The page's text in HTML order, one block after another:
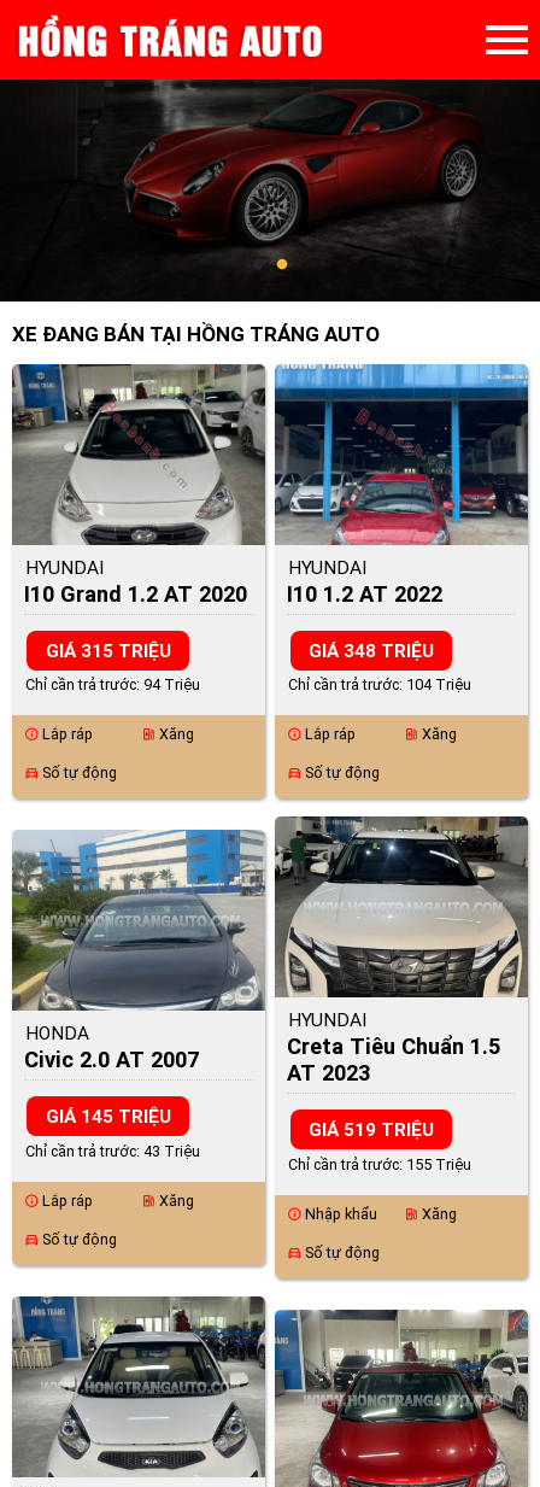
XE ĐANG BÁN TẠI HỒNG TRÁNG AUTO
HYUNDAI
I10 Grand 1.2 AT 2020
GIÁ 315 TRIỆU
Chỉ cần trả trước: 94 Triệu
info Lắp ráp ev_station Xăng
directions_car Số tự động
HYUNDAI
I10 1.2 AT 2022
GIÁ 348 TRIỆU
Chỉ cần trả trước: 104 Triệu
info Lắp ráp ev_station Xăng
directions_car Số tự động
HONDA
Civic 2.0 AT 2007
GIÁ 145 TRIỆU
Chỉ cần trả trước: 43 Triệu
info Lắp ráp ev_station Xăng
directions_car Số tự động
HYUNDAI
Creta Tiêu Chuẩn 1.5
AT 2023
GIÁ 519 TRIỆU
Chỉ cần trả trước: 155 Triệu
info Nhập khẩu ev_station Xăng
directions_car Số tự động